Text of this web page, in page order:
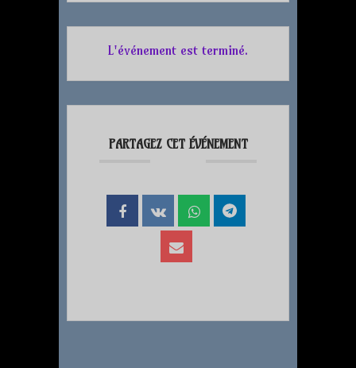
L'événement est terminé.
PARTAGEZ CET ÉVÉNEMENT